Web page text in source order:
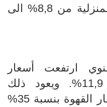
والتجهيزات والخدمات المنزلية من 8,8% الى
ارتفعت أسعار
11,9%. ويعود ذلك
القهوة بنسبة 35%